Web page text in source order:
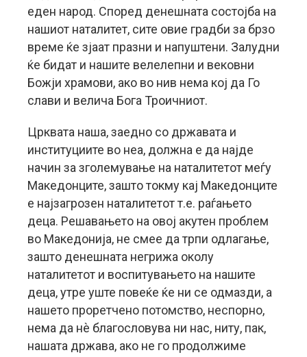
еден народ. Според денешната состојба на
нашиот наталитет, сите овие градби за брзо
време ќе зјаат празни и напуштени. Залудни
ќе бидат и нашите велелепни и вековни
Божји храмови, ако во нив нема кој да Го
слави и велича Бога Троичниот.
Црквата наша, заедно со државата и
институциите во неа, должна е да најде
начин за зголемување на наталитетот меѓу
Македонците, зашто токму кај Македонците
е најзагрозен наталитетот т.е. раѓањето
деца. Решавањето на овој акутен проблем
во Македонија, не смее да трпи одлагање,
зашто денешната негрижа околу
наталитетот и воспитувањето на нашите
деца, утре уште повеќе ќе ни се одмазди, а
нашето проретчено потомство, неспорно,
нема да нѐ благословува ни нас, ниту, пак,
нашата држава, ако не го продолжиме